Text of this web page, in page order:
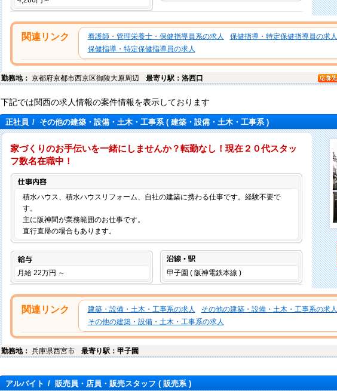
関連リンク 看護師・管理栄養士・保健指導員系の求人
保健指導・特定保健指導員の求人
保健指導・特定保健指導員の求人
勤務地： 京都府京都市西京区御陵大原周辺 最寄り駅：洛西口
下記では関西の求人情報の案件情報を表示しております
正社員 / その他の建築・設備・土木・工事系( 建築・設備・土木・工事系 )
家づくりのお手伝いを一緒にしませんか？転勤なし！現在２０代スタッ
フ数名在職中！
積水ハウス、積水ハウスリフォーム、自社の建築に携わる仕事です。経験不要で
す。
主に阪神間が業務範囲のお仕事です。
直行直帰の場合もあります。
給与
月給 22万円 ～ 甲子園 ( 阪神電鉄本線 )
関連リンク 建築・設備・土木・工事系の求人
その他の建築・設備・土木・工事系の求人
その他の建築・設備・土木・工事系の求人
勤務地： 兵庫県西宮市 最寄り駅：甲子園
アルバイト / 販売員・店員・販売スタッフ ( 販売系 )